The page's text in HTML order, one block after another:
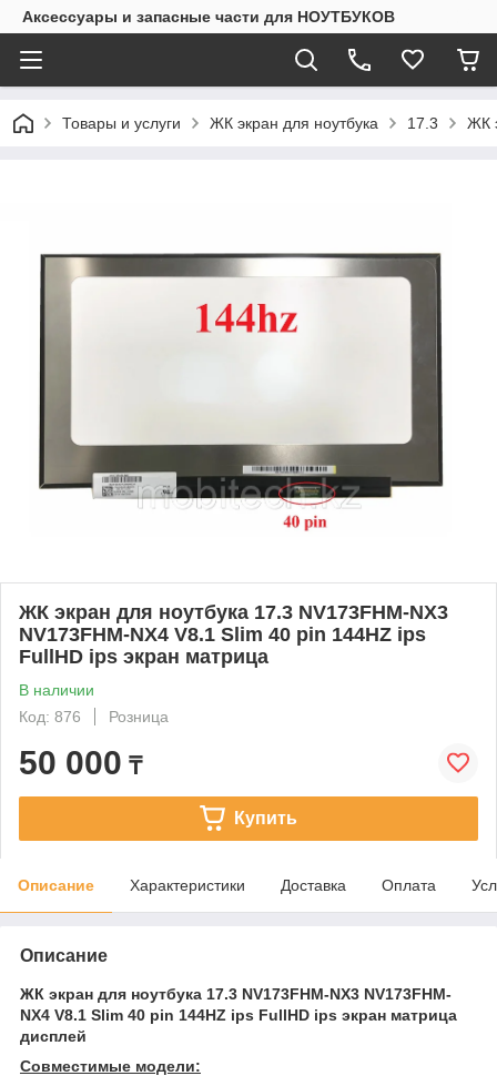
Аксессуары и запасные части для НОУТБУКОВ
Товары и услуги ЖК экран для ноутбука 17.3 ЖК
ЖК экран для ноутбука 17.3 NV173FHM-NX3
NV173FHM-NX4 V8.1 Slim 40 pin 144HZ ips
FullHD ips экран матрица
В наличии
Код: 876
Розница
50 000 ₸
Купить
Описание Характеристики Доставка Оплата
Описание
ЖК экран для ноутбука 17.3 NV173FHM-NX3 NV173FHM-
NX4 V8.1 Slim 40 pin 144HZ ips FullHD ips экран матрица
дисплей
Совместимые модели: